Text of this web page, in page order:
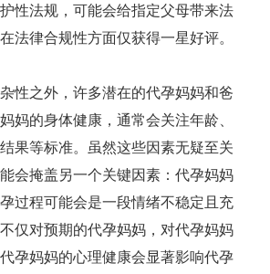
性法规，可能会给指定父母带来法
法律合规性方面仅获得一星好评。
性之外，许多潜在的代孕妈妈和爸
妈的身体健康，通常会关注年龄、
果等标准。虽然这些因素无疑至关
会掩盖另一个关键因素：代孕妈妈
过程可能会是一段情绪不稳定且充
仅对预期的代孕妈妈，对代孕妈妈
孕妈妈的心理健康会显著影响代孕